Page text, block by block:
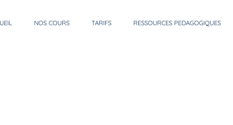
NOS COURS TARIFS RESSOURCES PEDAGOGIQUES